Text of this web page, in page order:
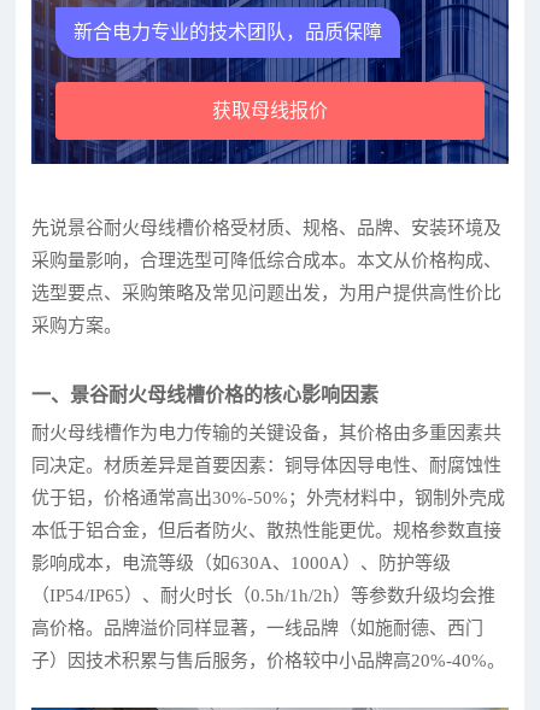
新合电力专业的技术团队，品质保障
获取母线报价
先说景谷耐火母线槽价格受材质、规格、品牌、安装环境及
采购量影响，合理选型可降低综合成本。本文从价格构成、
选型要点、采购策略及常见问题出发，为用户提供高性价比
采购方案。
一、景谷耐火母线槽价格的核心影响因素
耐火母线槽作为电力传输的关键设备，其价格由多重因素共
同决定。材质差异是首要因素：铜导体因导电性、耐腐蚀性
优于铝，价格通常高出30%-50%；外壳材料中，钢制外壳成
本低于铝合金，但后者防火、散热性能更优。规格参数直接
影响成本，电流等级（如630A、1000A）、防护等级
（IP54/IP65）、耐火时长（0.5h/1h/2h）等参数升级均会推
高价格。品牌溢价同样显著，一线品牌（如施耐德、西门
子）因技术积累与售后服务，价格较中小品牌高20%-40%。